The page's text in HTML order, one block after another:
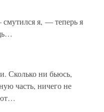
я, — теперь я
Сколько ни бьюсь,
часть, ничего не